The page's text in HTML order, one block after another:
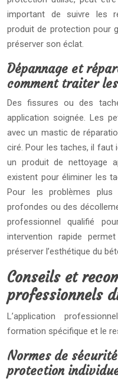
important de suivre les
produit de protection pour
préserver son éclat.
Dépannage et
comment traiter
Des fissures ou des
application soignée. Les
avec un mastic de
ciré. Pour les taches, il faut
un produit de nettoyage
existent pour éliminer les
Pour les problèmes plus
profondes ou des
professionnel qualifié
intervention rapide
préserver l’esthétique du
Conseils et
professionnels
L’application
formation spécifique et le
Normes de
protection